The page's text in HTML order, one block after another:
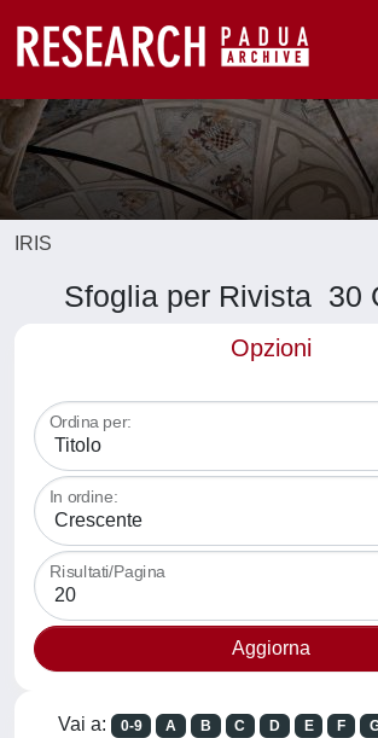
IRIS
Sfoglia per Rivista 30
Opzioni
Ordina per:
In ordine:
Risultati/Pagina
Vai a: 0-9 A B C D E F